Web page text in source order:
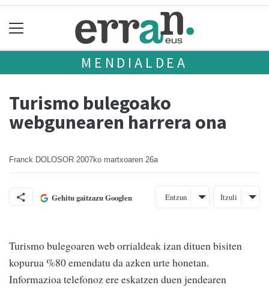
MENDIALDEA
Turismo bulegoako
webgunearen harrera ona
Franck DOLOSOR 2007ko martxoaren 26a
Gehitu gaitzazu Googlen Entzun Itzuli
Turismo bulegoaren web orrialdeak izan dituen bisiten
kopurua %80 emendatu da azken urte honetan.
Informazioa telefonoz ere eskatzen duen jendearen